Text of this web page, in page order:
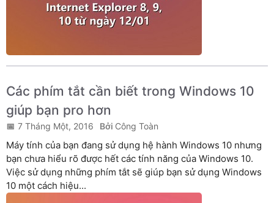
Các phím tắt cần biết trong Windows 10
giúp bạn pro hơn
7 Tháng Một, 2016 Công Toàn
Máy tính của bạn đang sử dụng hệ hành Windows 10 nhưng
bạn chưa hiểu rõ được hết các tính năng của Windows 10.
Việc sử dụng những phím tắt sẽ giúp bạn sử dụng Windows
10 một cách hiệu...